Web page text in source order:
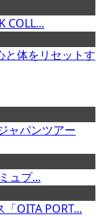
COLL...
と体をリセットす
ャパンツアー
ュプ...
OITA PORT...